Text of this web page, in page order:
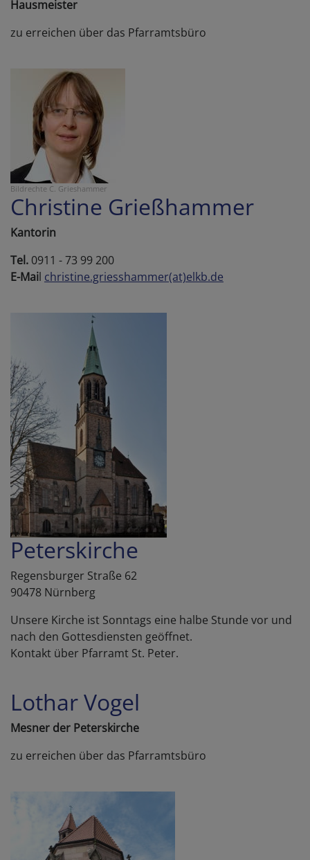
Hausmeister
zu erreichen über das Pfarramtsbüro
Bildrechte C. Grieshammer
Christine Grießhammer
Kantorin
Tel. 0911 - 73 99 200
E-Mail christine.griesshammer(at)elkb.de
Peterskirche
Regensburger Straße 62
90478 Nürnberg
Unsere Kirche ist Sonntags eine halbe Stunde vor und
nach den Gottesdiensten geöffnet.
Kontakt über Pfarramt St. Peter.
Lothar Vogel
Mesner der Peterskirche
zu erreichen über das Pfarramtsbüro